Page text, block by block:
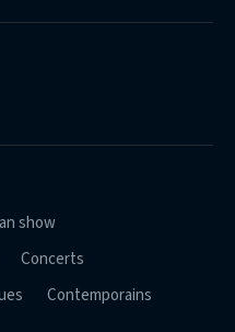
show
Concerts
Contemporains